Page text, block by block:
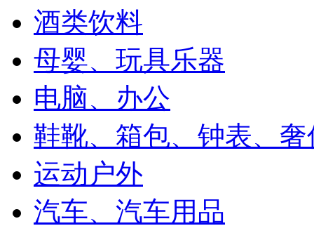
酒类饮料
母婴、玩具乐器
电脑、办公
鞋靴、箱包、钟表、奢
运动户外
汽车、汽车用品